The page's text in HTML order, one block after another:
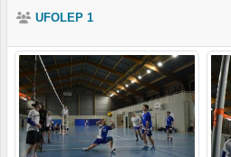
UFOLEP 1